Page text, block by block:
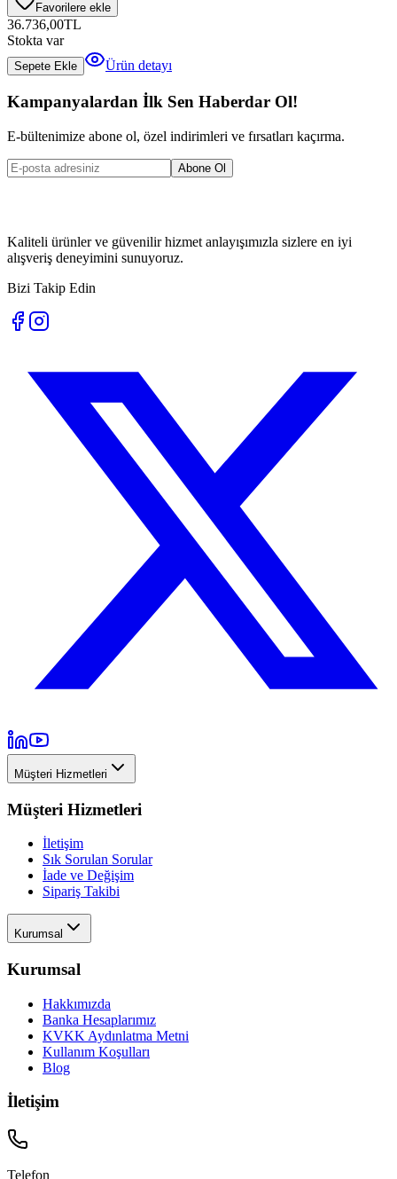
Favorilere ekle
36.736,00TL
Stokta var
Sepete Ekle Ürün detayı
Kampanyalardan İlk Sen Haberdar Ol!
E-bültenimize abone ol, özel indirimleri ve fırsatları kaçırma.
Abone Ol
Kaliteli ürünler ve güvenilir hizmet anlayışımızla sizlere en iyi
alışveriş deneyimini sunuyoruz.
Bizi Takip Edin
Müşteri Hizmetleri
Müşteri Hizmetleri
İletişim
Sık Sorulan Sorular
İade ve Değişim
Sipariş Takibi
Kurumsal
Kurumsal
Hakkımızda
Banka Hesaplarımız
KVKK Aydınlatma Metni
Kullanım Koşulları
Blog
İletişim
Telefon